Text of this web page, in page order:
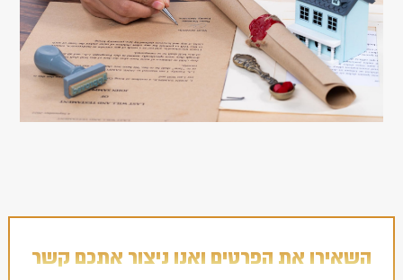
השאירו את הפרטים ואנו ניצור אתכם קשר